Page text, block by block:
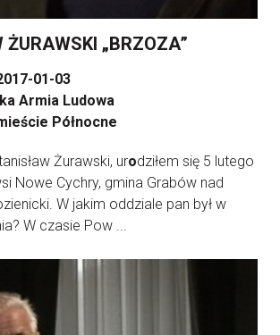
„BRZOZA”
01-03
Armia Ludowa
Północne
Żurawski, urodziłem się 5 lutego
Nowe Cychry, gmina Grabów nad
W jakim oddziale pan był w
W czasie Pow ...